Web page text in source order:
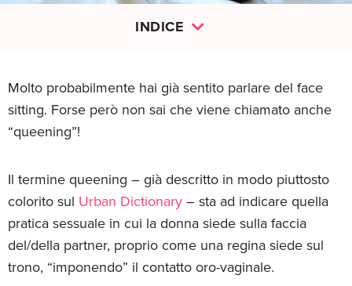
INDICE
Molto probabilmente hai già sentito parlare del face
sitting. Forse però non sai che viene chiamato anche
“queening”!
Il termine queening – già descritto in modo piuttosto
colorito sul Urban Dictionary – sta ad indicare quella
pratica sessuale in cui la donna siede sulla faccia
del/della partner, proprio come una regina siede sul
trono, “imponendo” il contatto oro-vaginale.